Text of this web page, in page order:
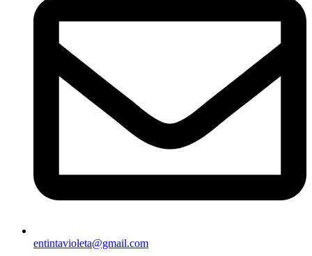
entintavioleta@gmail.com